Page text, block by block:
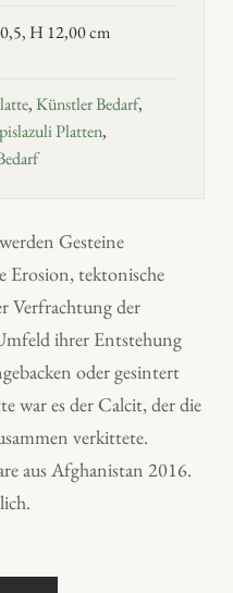
H 12,00 cm
,Künstler Bedarf,
Platten,
Gesteine
Erosion, tektonische
Verfrachtung der
ihrer Entstehung
oder gesintert
war es der Calcit, der die
verkittete.
aus Afghanistan 2016.